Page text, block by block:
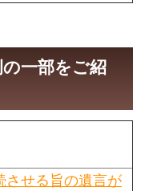
一部をご紹
させる旨の遺言が